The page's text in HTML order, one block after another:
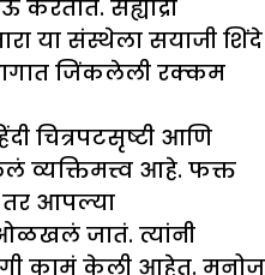
सह्याद्री
या संस्थेला सयाजी शिंदे
जिंकलेली रक्कम
चित्रपटसृष्टी आणि
व्यक्तिमत्त्व आहे. फक्त
तर आपल्या
जातं. त्यांनी
कामं केली आहेत. मनोज